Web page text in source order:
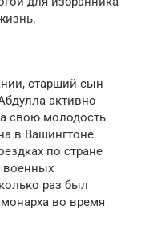
старший сын
активно
свою молодость
в Вашингтоне.
по стране
военных
раз был
во время